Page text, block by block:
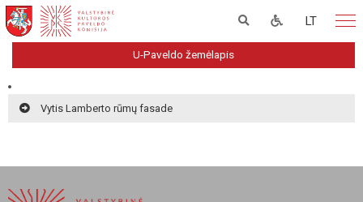
LT
U-Paveldo žemėlapis
Vytis Lamberto rūmų fasade